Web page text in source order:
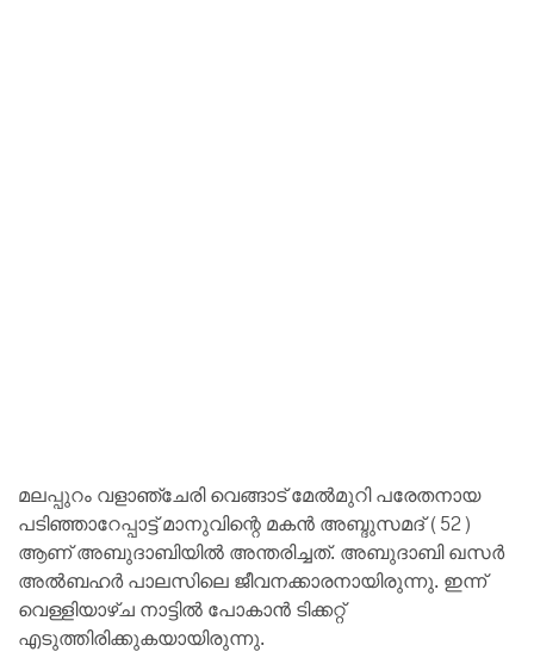
മലപ്പുറം വളാഞ്ചേരി വെങ്ങാട് മേൽമുറി പരേതനായ
പടിഞ്ഞാറേപ്പാട്ട് മാനുവിന്റെ മകൻ അബ്ദുസമദ് (52)
ആണ് അബുദാബിയിൽ അന്തരിച്ചത്. അബുദാബി ഖസർ
അൽബഹർ പാലസിലെ ജീവനക്കാരനായിരുന്നു. ഇന്ന്
വെള്ളിയാഴ്‌ച നാട്ടിൽ പോകാൻ ടിക്കറ്റ്
എടുത്തിരിക്കുകയായിരുന്നു.